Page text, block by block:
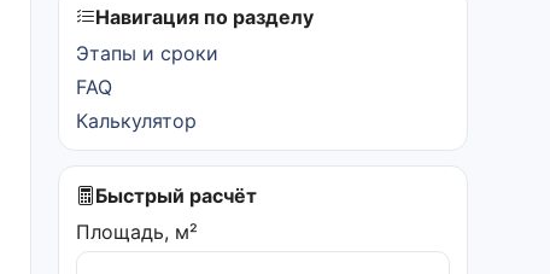
Навигация по разделу
Этапы и сроки
FAQ
Калькулятор
Быстрый расчёт
Площадь, м²